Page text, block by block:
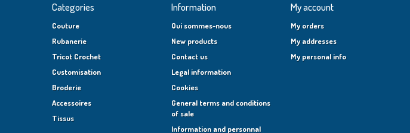
Categories
Couture
Rubanerie
Tricot Crochet
Customisation
Broderie
Accessoires
Tissus
Information
Qui sommes-nous
New products
Contact us
Legal information
Cookies
General terms and conditions
of sale
Information and personnal
My account
My orders
My addresses
My personal info